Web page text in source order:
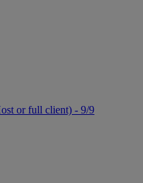
or full client) - 9/9